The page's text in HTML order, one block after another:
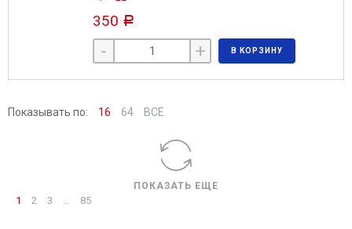
350 Р
- + В КОРЗИНУ
Показывать по: 16 64 ВСЕ
ПОКАЗАТЬ ЕЩЕ
1 2 3 … 85